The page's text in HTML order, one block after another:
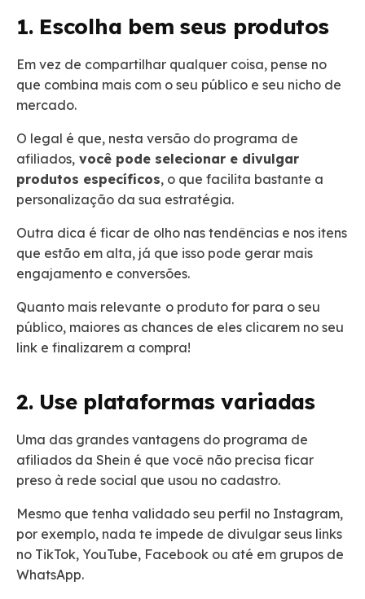
1. Escolha bem seus produtos
Em vez de compartilhar qualquer coisa, pense no
que combina mais com o seu público e seu nicho de
mercado.
O legal é que, nesta versão do programa de
afiliados, você pode selecionar e divulgar
produtos específicos, o que facilita bastante a
personalização da sua estratégia.
Outra dica é ficar de olho nas tendências e nos itens
que estão em alta, já que isso pode gerar mais
engajamento e conversões.
Quanto mais relevante o produto for para o seu
público, maiores as chances de eles clicarem no seu
link e finalizarem a compra!
2. Use plataformas variadas
Uma das grandes vantagens do programa de
afiliados da Shein é que você não precisa ficar
preso à rede social que usou no cadastro.
Mesmo que tenha validado seu perfil no Instagram,
por exemplo, nada te impede de divulgar seus links
no TikTok, YouTube, Facebook ou até em grupos de
WhatsApp.